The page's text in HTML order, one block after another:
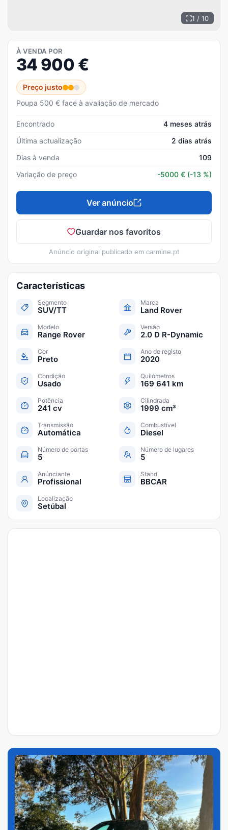
1 / 10
À VENDA POR
34 900 €
Preço justo
Poupa 500 € face à avaliação de mercado
Encontrado
4 meses atrás
Última actualização
2 dias atrás
Dias à venda
109
Variação de preço
-5000 € (-13 %)
Ver anúncio
Guardar nos favoritos
Anúncio original publicado em carmine.pt
Características
Segmento
SUV/TT
Marca
Land Rover
Modelo
Range Rover
Versão
2.0 D R-Dynamic
Cor
Preto
Ano de registo
2020
Condição
Usado
Quilómetros
169 641 km
Potência
241 cv
Cilindrada
1999 cm³
Transmissão
Automática
Combustível
Diesel
Número de portas
5
Número de lugares
5
Anúnciante
Profissional
Stand
BBCAR
Localização
Setúbal